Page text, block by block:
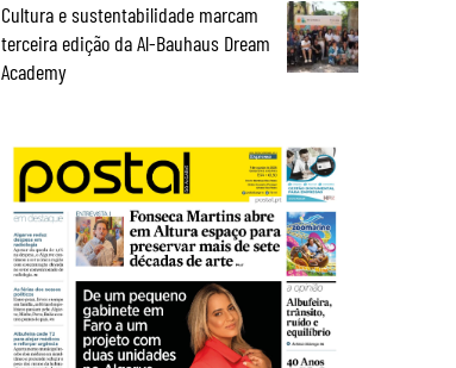
Cultura e sustentabilidade marcam
terceira edição da Al-Bauhaus Dream
Academy